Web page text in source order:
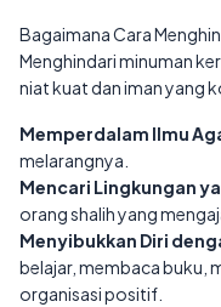
Bagaimana Cara
Menghindari minuman
niat kuat dan iman yang
Memperdalam Ilmu
melarangnya.
Mencari Lingkungan
orang shalih yang
Menyibukkan Diri
belajar, membaca buku,
organisasi positif.